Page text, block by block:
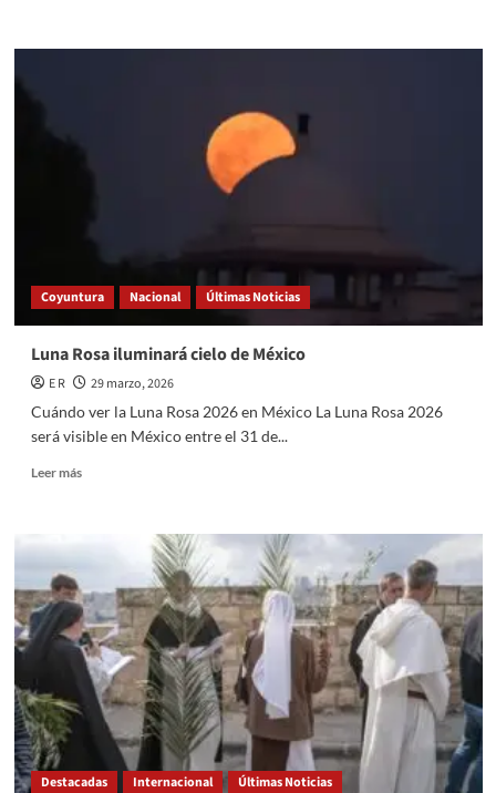
Federación
pronuncia
Banorte
Coyuntura Nacional Últimas Noticias
Luna Rosa iluminará cielo de México
E R
29 marzo, 2026
Cuándo ver la Luna Rosa 2026 en México La Luna Rosa 2026
será visible en México entre el 31 de...
Leer másRead
cielo
de
México
Destacadas Internacional Últimas Noticias